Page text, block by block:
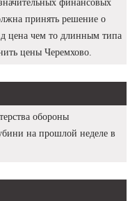
финансовых
принять решение о
цена чем то длинным типа
цены Черемхово.
обороны
на прошлой неделе в